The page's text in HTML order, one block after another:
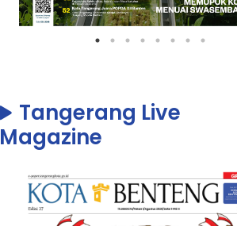
Tangerang Live
Magazine